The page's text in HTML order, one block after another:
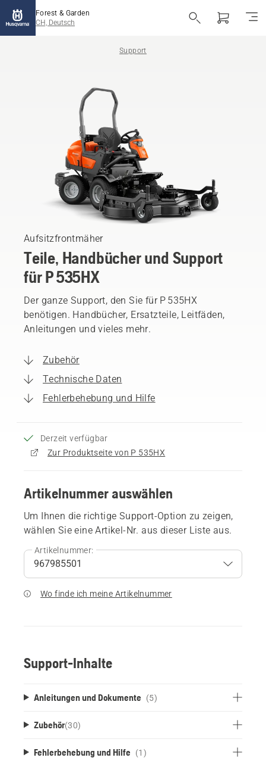
Forest & Garden
CH, Deutsch
Support
Aufsitzfrontmäher
Teile, Handbücher und Support
für P 535HX
Der ganze Support, den Sie für P 535HX
benötigen. Handbücher, Ersatzteile, Leitfäden,
Anleitungen und vieles mehr.
Zubehör
Technische Daten
Fehlerbehebung und Hilfe
Derzeit verfügbar
Zur Produktseite von P 535HX
Artikelnummer auswählen
Um Ihnen die richtige Support-Option zu zeigen,
wählen Sie eine Artikel-Nr. aus dieser Liste aus.
Artikelnummer:
Wo finde ich meine Artikelnummer
Support-Inhalte
Anleitungen und Dokumente (5)
Zubehör(30)
Fehlerbehebung und Hilfe (1)